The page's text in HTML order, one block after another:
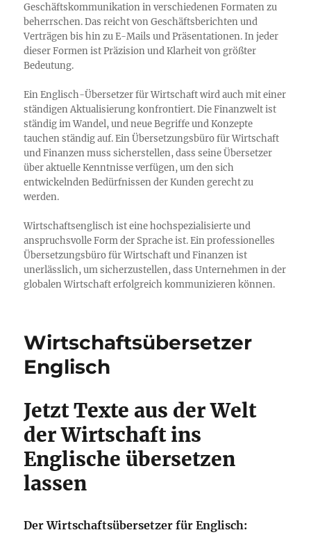
Geschäftskommunikation in verschiedenen Formaten zu
beherrschen. Das reicht von Geschäftsberichten und
Verträgen bis hin zu E-Mails und Präsentationen. In jeder
dieser Formen ist Präzision und Klarheit von größter
Bedeutung.
Ein Englisch-Übersetzer für Wirtschaft wird auch mit einer
ständigen Aktualisierung konfrontiert. Die Finanzwelt ist
ständig im Wandel, und neue Begriffe und Konzepte
tauchen ständig auf. Ein Übersetzungsbüro für Wirtschaft
und Finanzen muss sicherstellen, dass seine Übersetzer
über aktuelle Kenntnisse verfügen, um den sich
entwickelnden Bedürfnissen der Kunden gerecht zu
werden.
Wirtschaftsenglisch ist eine hochspezialisierte und
anspruchsvolle Form der Sprache ist. Ein professionelles
Übersetzungsbüro für Wirtschaft und Finanzen ist
unerlässlich, um sicherzustellen, dass Unternehmen in der
globalen Wirtschaft erfolgreich kommunizieren können.
Wirtschaftsübersetzer
Englisch
Jetzt Texte aus der Welt
der Wirtschaft ins
Englische übersetzen
lassen
Der Wirtschaftsübersetzer für Englisch: